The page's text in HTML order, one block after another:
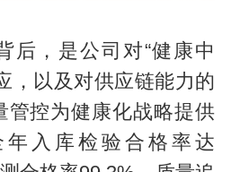
后，是公司对“健康中
，以及对供应链能力的
管控为健康化战略提供
入库检验合格率达